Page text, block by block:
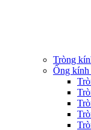
Tròng
Ống kính